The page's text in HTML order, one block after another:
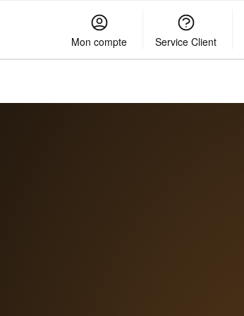
Mon compte Service Client